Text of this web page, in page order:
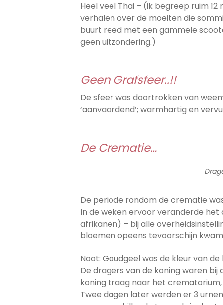
Heel veel Thai – (ik begreep ruim
verhalen over de moeiten die
buurt reed met een gammele
geen uitzondering.)
Geen Grafsfeer..!!
De sfeer was doortrokken van
‘aanvaardend’; warmhartig en
De Crematie…
De periode rondom de crematie
In de weken ervoor veranderde
afrikanen) – bij alle
bloemen opeens tevoorschijn
Noot: Goudgeel was de kleur van
De dragers van de koning waren
koning traag naar het
Twee dagen later werden er 3